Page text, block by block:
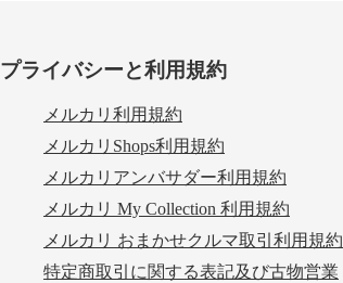
プライバシーと利用規約
メルカリ利用規約
メルカリShops利用規約
メルカリアンバサダー利用規約
メルカリ My Collection 利用規約
メルカリ おまかせクルマ取引利用規約
特定商取引に関する表記及び古物営業